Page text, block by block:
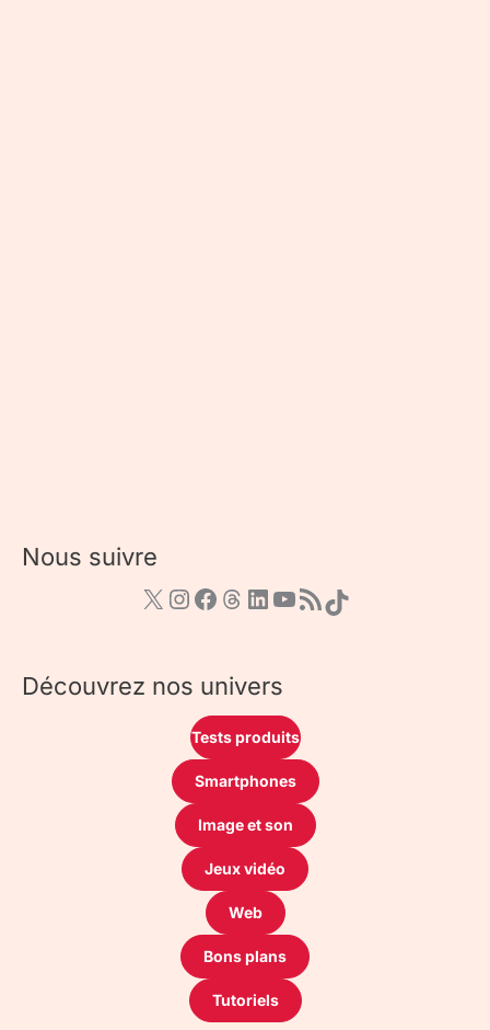
Nous suivre
Découvrez nos univers
Tests produits
Smartphones
Image et son
Jeux vidéo
Web
Bons plans
Tutoriels